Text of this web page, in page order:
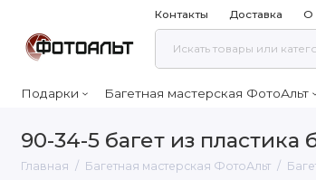
Контакты Доставка О
Подарки Багетная мастерская ФотоАльт
90-34-5 багет из пластика
Главная Багетная мастерская ФотоАльт